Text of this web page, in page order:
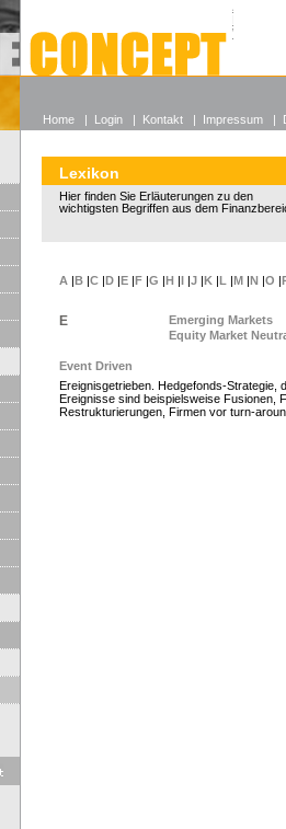
Alle
Wieso
Lexikon
Hier finden Sie Erläuterungen zu den
wichtigsten Begriffen aus dem
A |B |C |D |E |F |G |H |I |J |K |L |M |N |O |
E
Emerging Markets
Equity Market
Event Driven
Ereignisgetrieben. Hedgefonds-Strategie,
Ereignisse sind beispielsweise Fusionen,
Restrukturierungen, Firmen vor turn-
Home | Login | Kontakt | Impressum |